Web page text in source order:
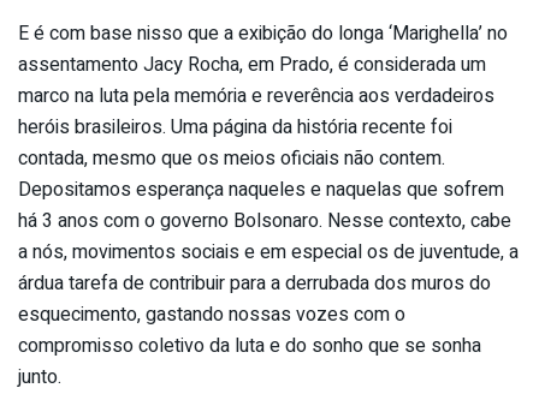
E é com base nisso que a exibição do longa ‘Marighella’ no
assentamento Jacy Rocha, em Prado, é considerada um
marco na luta pela memória e reverência aos verdadeiros
heróis brasileiros. Uma página da história recente foi
contada, mesmo que os meios oficiais não contem.
Depositamos esperança naqueles e naquelas que sofrem
há 3 anos com o governo Bolsonaro. Nesse contexto, cabe
a nós, movimentos sociais e em especial os de juventude, a
árdua tarefa de contribuir para a derrubada dos muros do
esquecimento, gastando nossas vozes com o
compromisso coletivo da luta e do sonho que se sonha
junto.